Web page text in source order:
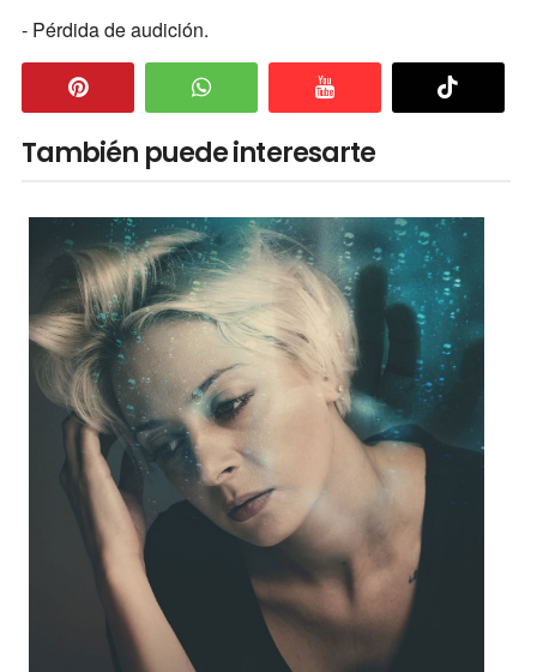
- Pérdida de audición.
También puede interesarte